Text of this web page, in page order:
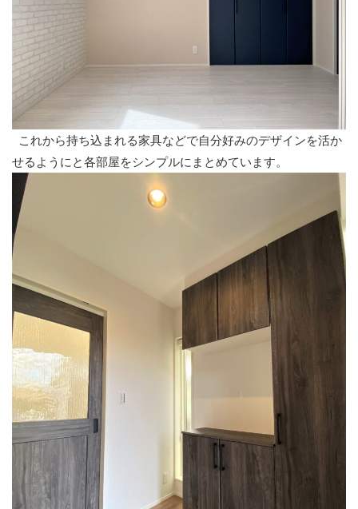
これから持ち込まれる家具などで自分好みのデザインを活か
せるようにと各部屋をシンプルにまとめています。